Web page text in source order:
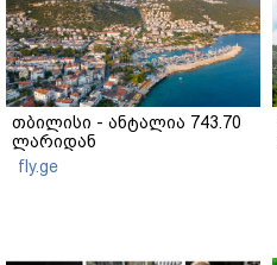
თბილისი - ანტალია 743.70
ლარიდან
fly.ge